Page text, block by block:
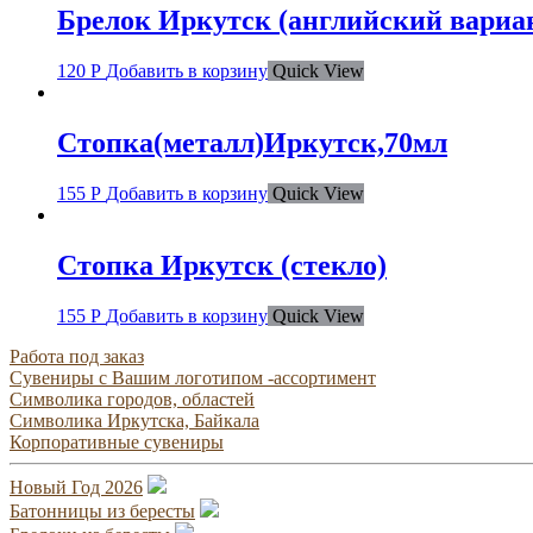
Брелок Иркутск (английский
120 Р Добавить в корзину Quick View
Стопка(металл)Иркутск,70мл
155 Р Добавить в корзину Quick View
Стопка Иркутск (стекло)
155 Р Добавить в корзину Quick View
Работа под заказ
Сувениры с Вашим логотипом -ассортимент
Символика городов, областей
Символика Иркутска, Байкала
Корпоративные сувениры
Новый Год 2026
Батонницы из бересты